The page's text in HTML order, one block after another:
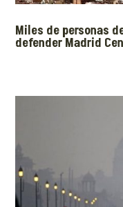
Miles de personas
defender Madrid